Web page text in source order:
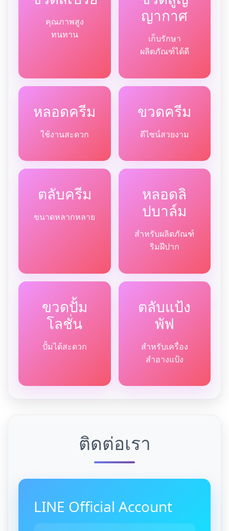
คุณภาพสูง
ทนทาน
ญากาศ
เก็บรักษา
ผลิตภัณฑ์ได้ดี
หลอดครีม
ใช้งานสะดวก
ขวดครีม
ดีไซน์สวยงาม
ตลับครีม
ขนาดหลากหลาย
หลอดลิ
ปบาล์ม
สำหรับผลิตภัณฑ์
ริมฝีปาก
ขวดปั้ม
โลชั่น
ปั้มได้สะดวก
ตลับแป้ง
พัฟ
สำหรับเครื่อง
สำอางแป้ง
ติดต่อเรา
LINE Official Account